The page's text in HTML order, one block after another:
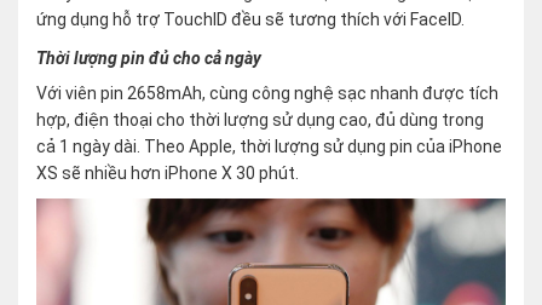
ứng dụng hỗ trợ TouchID đều sẽ tương thích với FaceID.
Thời lượng pin đủ cho cả ngày
Với viên pin 2658mAh, cùng công nghệ sạc nhanh được tích
hợp, điện thoại cho thời lượng sử dụng cao, đủ dùng trong
cả 1 ngày dài. Theo Apple, thời lượng sử dụng pin của iPhone
XS sẽ nhiều hơn iPhone X 30 phút.